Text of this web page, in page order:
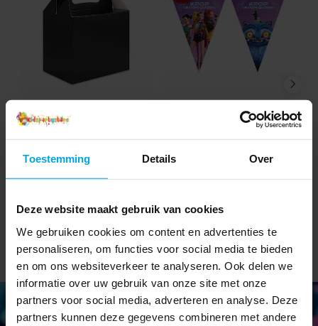
Toestemming Details Over
Deze website maakt gebruik van cookies
We gebruiken cookies om content en advertenties te
personaliseren, om functies voor social media te bieden
en om ons websiteverkeer te analyseren. Ook delen we
informatie over uw gebruik van onze site met onze
partners voor social media, adverteren en analyse. Deze
partners kunnen deze gegevens combineren met andere
Feestbox - Zwart
Prijs€ 0,85
TOEVOEGEN
K-Pop Vlaggenlijn van
papier 230 cm
Actuele prijs € 4,99
€ 5,99
€ 5,99
TOEVOEGEN